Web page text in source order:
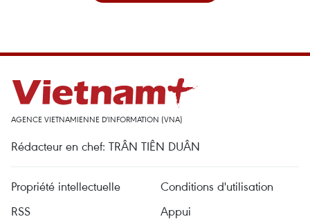
AGENCE VIETNAMIENNE D'INFORMATION (VNA)
Rédacteur en chef: TRÂN TIÊN DUÂN
Propriété intellectuelle
Conditions d'utilisation
RSS
Appui